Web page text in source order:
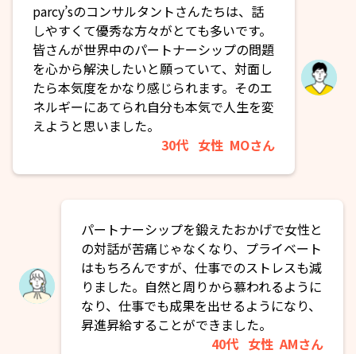
parcy’sのコンサルタントさんたちは、話
しやすくて優秀な方々がとても多いです。
皆さんが世界中のパートナーシップの問題
を心から解決したいと願っていて、対面し
たら本気度をかなり感じられます。そのエ
ネルギーにあてられ自分も本気で人生を変
えようと思いました。
30代 女性 MOさん
パートナーシップを鍛えたおかげで女性と
の対話が苦痛じゃなくなり、プライベート
はもちろんですが、仕事でのストレスも減
りました。自然と周りから慕われるように
なり、仕事でも成果を出せるようになり、
昇進昇給することができました。
40代 女性 AMさん